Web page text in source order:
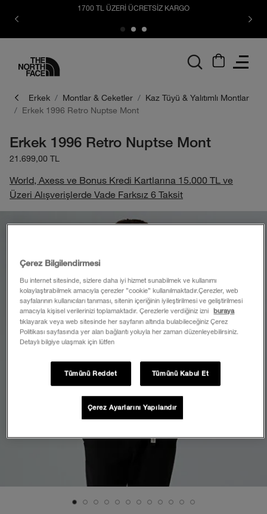
1700 TL ÜZERİ ÜCRETSİZ KARGO
Erkek Montlar & Ceketler
Kaz Tüyü & Yalıtımlı Montlar
Erkek 1996 Retro Nuptse Mont
Erkek 1996 Retro Nuptse Mont
21.699,00 TL
World, Axess ve Bonus Kredi Kartlarına 15.000 TL ve
Üzeri Alışverişlerde Vade Farksız 6 Taksit
Çerez Bilgilendirmesi
Bu internet sitesinde, sizlere daha iyi hizmet sunabilmek ve kullanımı
kolaylaştırabilmek amacıyla çerezler ”cookie” kullanılmaktadır.Çerezler, web
sayfalarının kullanıcıları tanıması, sitenin içeriğinin iyileştirilmesi ve geliştirilmesi
amacıyla kişisel verilerinizi toplamaktadır. Çerezlerle verdiğiniz izni
buraya
tıklayarak veya web sitesinde her sayfanın altında bulabileceğiniz Çerez
Politikası sayfasında yer alan bağlantı yoluyla her zaman düzenleyebilirsiniz.
Detaylı bilgiye ulaşmak için lütfen
Tümünü Reddet Tümünü Kabul Et
Çerez Ayarlarını Yapılandır